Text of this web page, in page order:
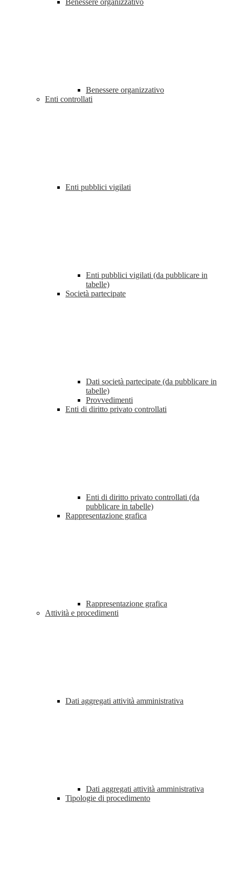
Benessere organizzativo
Benessere organizzativo
Enti controllati
Enti pubblici vigilati
Enti pubblici vigilati (da pubblicare in
tabelle)
Società partecipate
Dati società partecipate (da pubblicare in
tabelle)
Provvedimenti
Enti di diritto privato controllati
Enti di diritto privato controllati (da
pubblicare in tabelle)
Rappresentazione grafica
Rappresentazione grafica
Attività e procedimenti
Dati aggregati attività amministrativa
Dati aggregati attività amministrativa
Tipologie di procedimento